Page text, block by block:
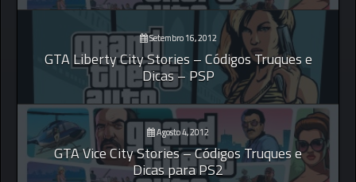
Setembro 16, 2012
GTA Liberty City Stories – Códigos Truques e
Dicas – PSP
Agosto 4, 2012
GTA Vice City Stories – Códigos Truques e
Dicas para PS2